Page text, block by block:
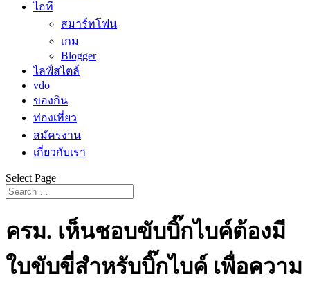
ไอที
สมาร์ทโฟน
เกม
Blogger
ไลฟ์สไตล์
vdo
ของกิน
ท่องเที่ยว
สมัครงาน
เกี่ยวกับเรา
Select Page
ครม. เห็นชอบขับบิ๊กไบค์ต้องมี
ใบขับขี่สำหรับบิ๊กไบค์ เพื่อความ